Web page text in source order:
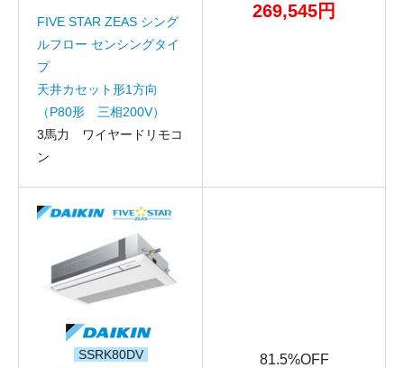
FIVE STAR ZEAS シング
ルフロー センシングタイ
プ
天井カセット形1方向
（P80形 三相200V）
3馬力 ワイヤードリモコ
ン
269,545円
SSRK80DV
81.5%OFF
メールアドレス